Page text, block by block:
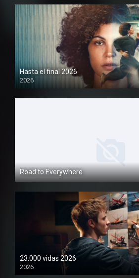
Hasta el final 2026
2026
1080P
Road to Everywhere
1080P
23.000 vidas 2026
2026
1080P